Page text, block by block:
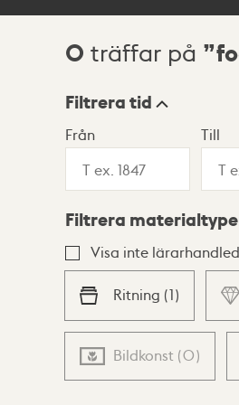
Sökresultat
0 träffar på
Visningsläge
Lista Karta
Filtrera tid
Från Till
Filtrera
Visa inte
Ritning (1)
Bildkonst (0)